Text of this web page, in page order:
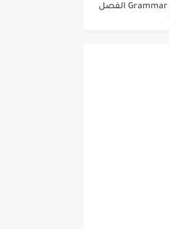
الترم الأول Grammar الفصل